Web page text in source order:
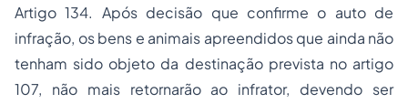
Artigo 134. Após decisão que confirme o auto de
infração, os bens e animais apreendidos que ainda não
tenham sido objeto da destinação prevista no artigo
107, não mais retornarão ao infrator, devendo ser